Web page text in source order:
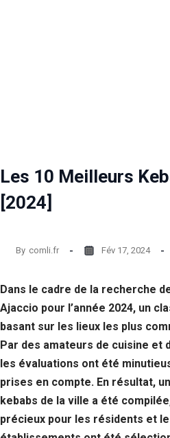
Les 10 Meilleurs
[2024]
By comli.fr Fév 17, 2024
Dans le cadre de la recherche
Ajaccio pour l’année 2024, un
basant sur les lieux les plus
Par des amateurs de cuisine et
les évaluations ont été
prises en compte. En résultat,
kebabs de la ville a été
précieux pour les résidents et